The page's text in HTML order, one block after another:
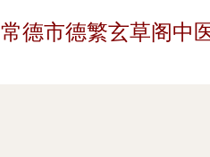
常德市德繁玄草阁中